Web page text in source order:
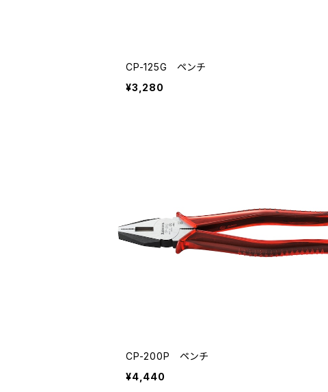
CP-125G ペンチ
¥3,280
CP-200P ペンチ
¥4,440